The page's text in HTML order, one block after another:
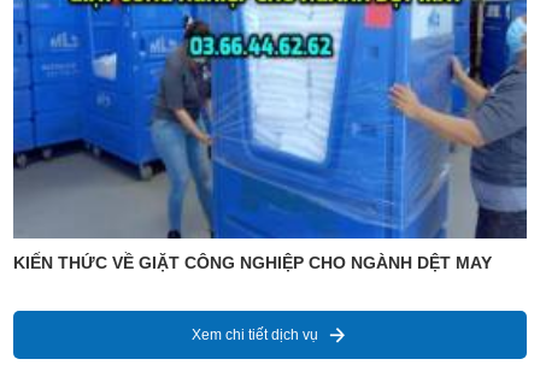
KIẾN THỨC VỀ GIẶT CÔNG NGHIỆP CHO NGÀNH DỆT MAY
Xem chi tiết dịch vụ